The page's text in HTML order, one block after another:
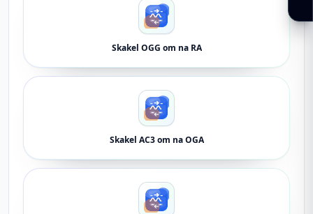
Skakel OGG om na RA
Skakel AC3 om na OGA